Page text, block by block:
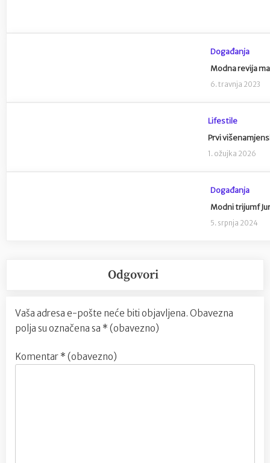
Događanja
Modna revija
6. travnja 2023
Lifestile
Prvi
1. ožujka 2026
Događanja
Modni trijumf
5. srpnja 2024
Odgovori
Vaša adresa e-pošte neće biti objavljena. Obavezna
polja su označena sa * (obavezno)
Komentar * (obavezno)